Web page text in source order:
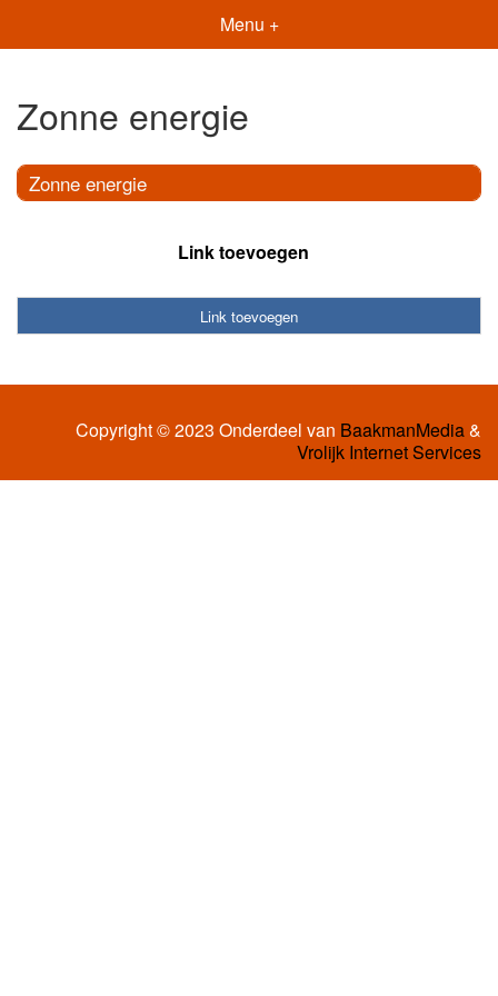
Menu +
Zonne energie
Zonne energie
Link toevoegen
Link toevoegen
Copyright © 2023 Onderdeel van BaakmanMedia&
Vrolijk Internet Services